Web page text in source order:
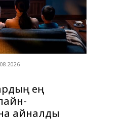
ең
айналды